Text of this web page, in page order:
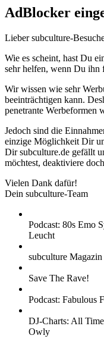
AdBlocker
Lieber subculture-
Wie es scheint, hast Du
sehr helfen, wenn Du ihn
Wir wissen wie sehr
beeinträchtigen kann.
penetrante Werbeformen
Jedoch sind die
einzige Möglichkeit Dir
Dir subculture.de gefällt
möchtest, deaktiviere
Vielen Dank dafür!
Dein subculture-Team
Podcast: 80s Emo
Leucht
subculture
Save The Rave!
Podcast: Fabulous
DJ-Charts: All
Owly